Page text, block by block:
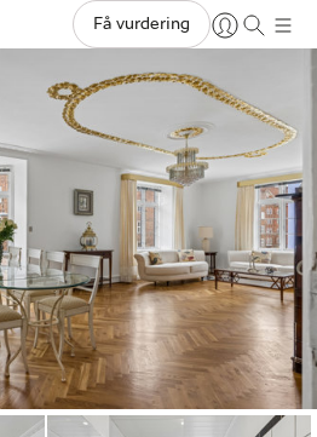
Få vurdering